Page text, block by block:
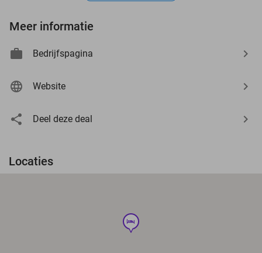
Meer informatie
Bedrijfspagina
Website
Deel deze deal
Locaties
hotel